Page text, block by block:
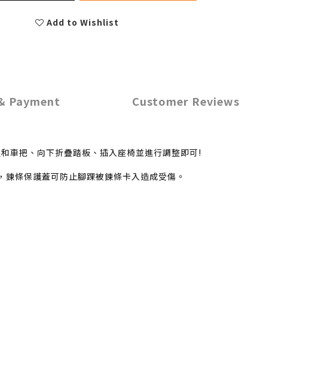
Add to Wishlist
Payment Customer Reviews
車把、向下折疊踏板、插入座椅並進行調整即可!
條保護蓋可防止腳踝被鍊條卡入造成受傷。